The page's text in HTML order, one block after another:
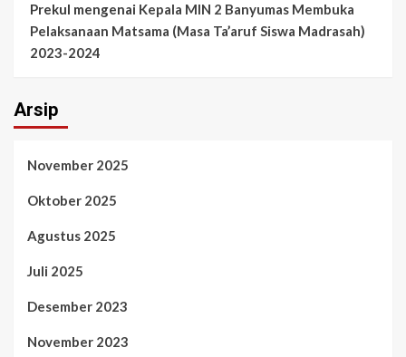
Prekul mengenai Kepala MIN 2 Banyumas Membuka
Pelaksanaan Matsama (Masa Ta’aruf Siswa Madrasah)
2023-2024
Arsip
November 2025
Oktober 2025
Agustus 2025
Juli 2025
Desember 2023
November 2023